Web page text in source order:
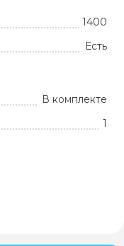
1400
Есть
В комплекте
1